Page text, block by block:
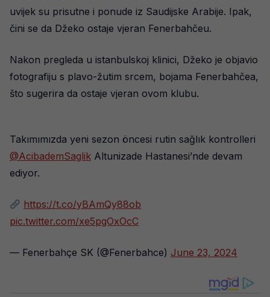
uvijek su prisutne i ponude iz Saudijske Arabije. Ipak,
čini se da Džeko ostaje vjeran Fenerbahčeu.
Nakon pregleda u istanbulskoj klinici, Džeko je objavio
fotografiju s plavo-žutim srcem, bojama Fenerbahčea,
što sugerira da ostaje vjeran ovom klubu.
Takımımızda yeni sezon öncesi rutin sağlık kontrolleri
@AcibademSaglik Altunizade Hastanesi’nde devam
ediyor.
https://t.co/yBAmQy88ob
pic.twitter.com/xe5pgOxOcC
— Fenerbahçe SK (@Fenerbahce) June 23, 2024